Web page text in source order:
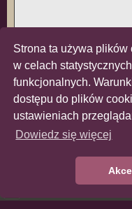
Strona ta używa plików
w celach
funkcjonalnych.
dostępu do plików
ustawieniach
Dowiedz się więcej
ForumLGBT
Technologię dostarcza
Polski pakiet
Zasady